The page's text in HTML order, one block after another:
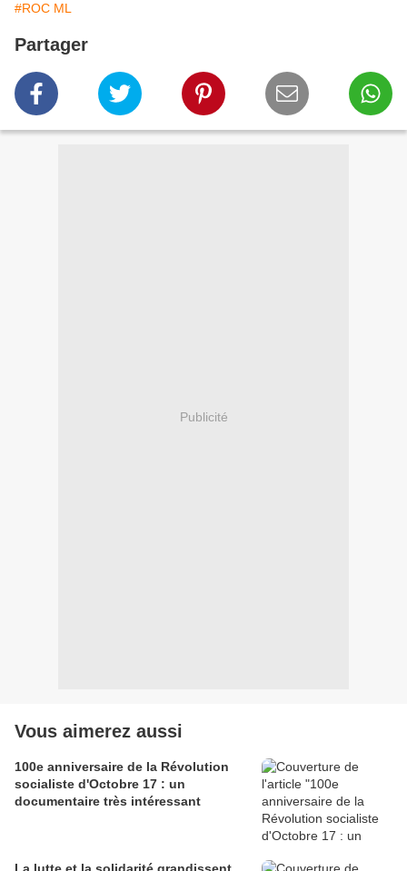
#ROC ML
Partager
Publicité
Vous aimerez aussi
100e anniversaire de la Révolution
socialiste d'Octobre 17 : un
documentaire très intéressant